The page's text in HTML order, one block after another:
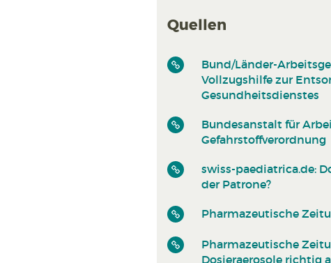
Quellen
Bund/Länder-
Vollzugshilfe zur
Gesundheitsdienstes
Bundesanstalt für
Gefahrstoffverordnung
swiss-paediatrica.de:
der Patrone?
Pharmazeutische
Pharmazeutische
Dosieraerosole richtig